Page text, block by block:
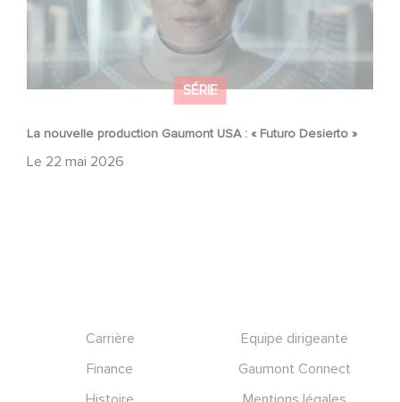
SÉRIE
La nouvelle production Gaumont USA : « Futuro Desierto »
Le 22 mai 2026
Carrière
Equipe dirigeante
Finance
Gaumont Connect